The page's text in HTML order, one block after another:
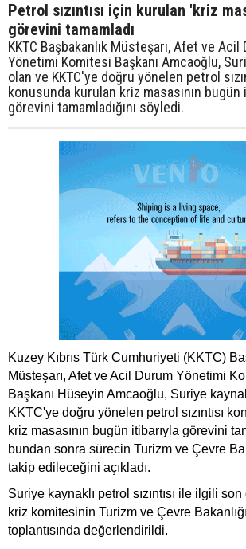
Petrol sızıntısı için kurulan 'kriz
görevini tamamladı
KKTC Başbakanlık Müsteşarı, Afet ve Acil
Yönetimi Komitesi Başkanı Amcaoğlu,
olan ve KKTC'ye doğru yönelen petrol
konusunda kurulan kriz masasının bugün
görevini tamamladığını söyledi.
Kuzey Kıbrıs Türk Cumhuriyeti (KKTC)
Müsteşarı, Afet ve Acil Durum Yönetimi
Başkanı Hüseyin Amcaoğlu, Suriye
KKTC'ye doğru yönelen petrol sızıntısı
kriz masasının bugün itibarıyla görevini
bundan sonra sürecin Turizm ve Çevre
takip edileceğini açıkladı.
Suriye kaynaklı petrol sızıntısı ile ilgili
kriz komitesinin Turizm ve Çevre
toplantısında değerlendirildi.